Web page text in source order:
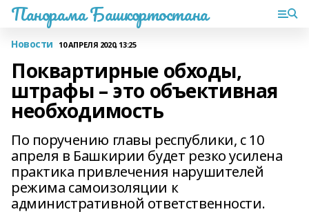
Панорама Башкортостана
Новости 10 АПРЕЛЯ 2020, 13:25
Поквартирные обходы,
штрафы – это объективная
необходимость
По поручению главы республики, с 10
апреля в Башкирии будет резко усилена
практика привлечения нарушителей
режима самоизоляции к
административной ответственности.